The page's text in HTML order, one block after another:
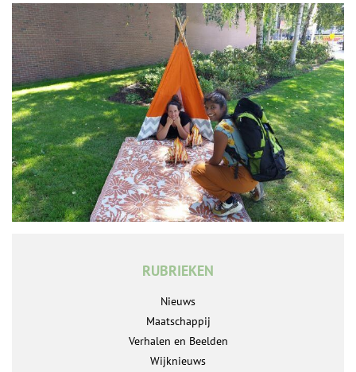
RUBRIEKEN
Nieuws
Maatschappij
Verhalen en Beelden
Wijknieuws